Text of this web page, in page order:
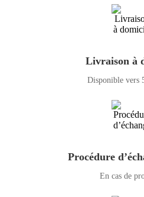
Livraison à
Disponible vers
Procédure
En cas de